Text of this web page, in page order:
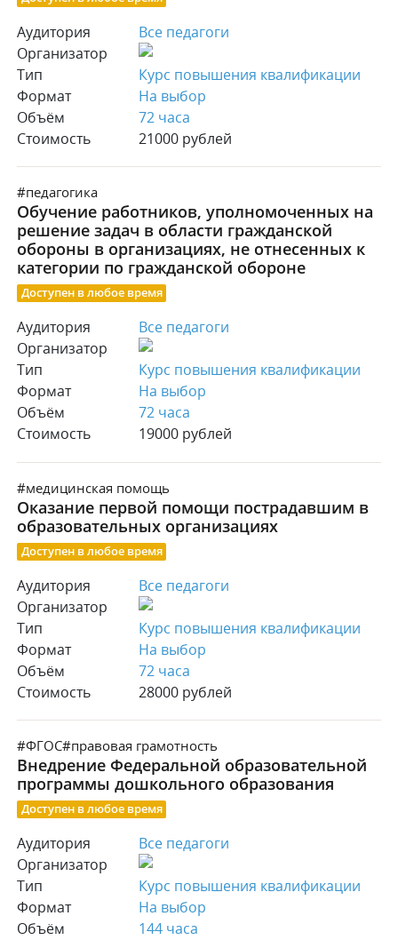
Аудитория
Все педагоги
Организатор
Тип
Курс повышения квалификации
Формат
На выбор
Объём
72 часа
Стоимость
21000 рублей
#педагогика
Обучение работников, уполномоченных на
решение задач в области гражданской
обороны в организациях, не отнесенных к
категории по гражданской обороне
Доступен в любое время
Аудитория
Все педагоги
Организатор
Тип
Курс повышения квалификации
Формат
На выбор
Объём
72 часа
Стоимость
19000 рублей
#медицинская помощь
Оказание первой помощи пострадавшим в
образовательных организациях
Доступен в любое время
Аудитория
Все педагоги
Организатор
Тип
Курс повышения квалификации
Формат
На выбор
Объём
72 часа
Стоимость
28000 рублей
#ФГОС#правовая грамотность
Внедрение Федеральной образовательной
программы дошкольного образования
Доступен в любое время
Аудитория
Все педагоги
Организатор
Тип
Курс повышения квалификации
Формат
На выбор
Объём
144 часа